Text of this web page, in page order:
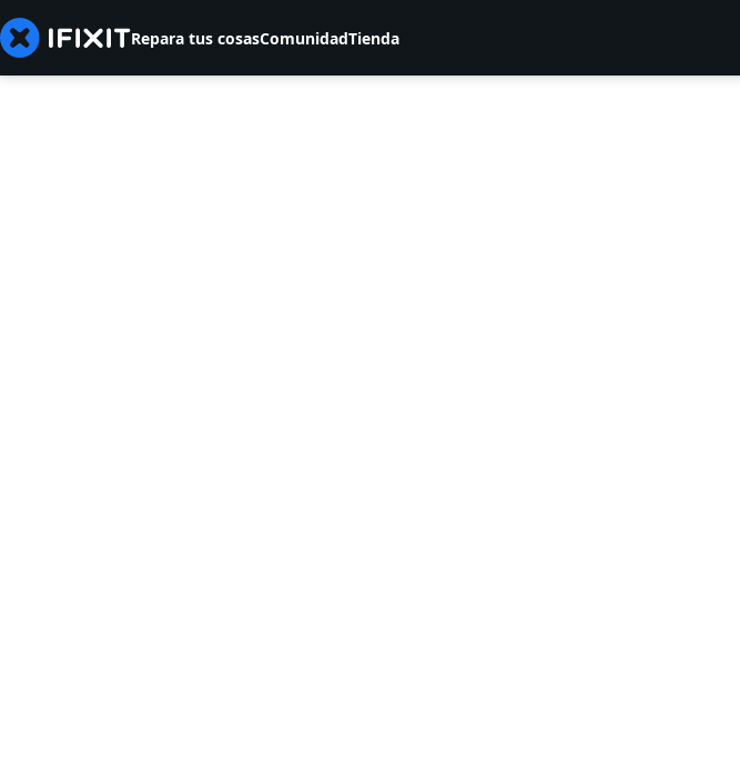
Repara tus cosasComunidadTienda